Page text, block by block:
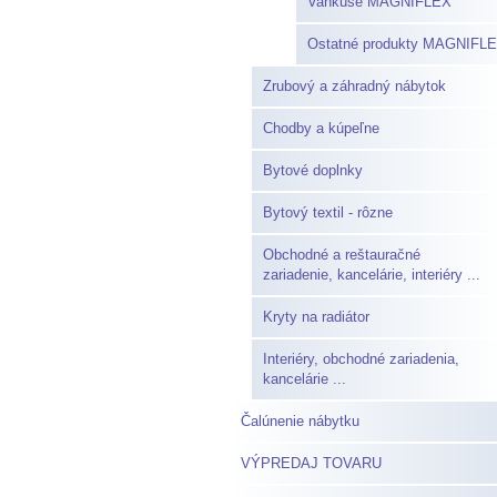
Ostatné produkty
Zrubový a záhradný nábytok
Chodby a kúpeľne
Bytové doplnky
Bytový textil - rôzne
Obchodné a reštauračné
zariadenie, kancelárie, interiéry ...
Kryty na radiátor
Interiéry, obchodné zariadenia,
kancelárie ...
Čalúnenie nábytku
VÝPREDAJ TOVARU